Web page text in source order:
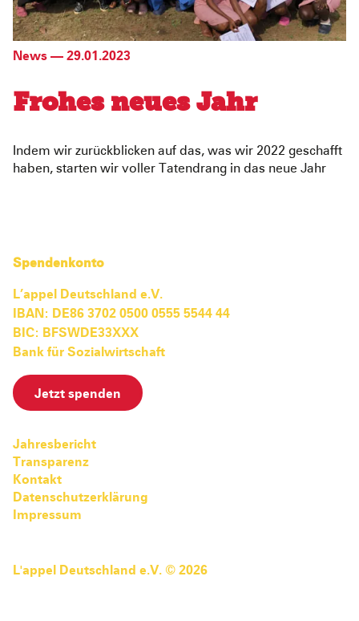
News — 29.01.2023
Frohes neues Jahr
Indem wir zurückblicken auf das, was wir 2022 geschafft
haben, starten wir voller Tatendrang in das neue Jahr
Spendenkonto
L’appel Deutschland e.V.
IBAN: DE86 3702 0500 0555 5544 44
BIC: BFSWDE33XXX
Bank für Sozialwirtschaft
Jetzt spenden
Jahresbericht
Transparenz
Kontakt
Datenschutzerklärung
Impressum
L'appel Deutschland e.V. © 2026